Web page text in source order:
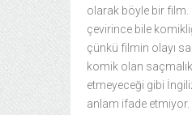
olarak böyle bir film.
çevirince bile
çünkü filmin olayı
komik olan
etmeyeceği gibi
anlam ifade etmiyor.